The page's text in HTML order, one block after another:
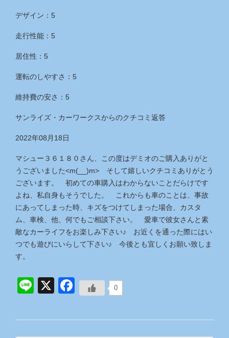
デザイン：5
走行性能：5
居住性：5
運転のしやすさ：5
維持費の安さ：5
サンライズ・カーワークスからのクチコミ返答
2022年08月18日
マシュー３６１８０さん、この度はデミオのご購入ありがと
うございました<m(__)m> そして嬉しいクチコミありがとう
ございます。 初めての車購入はわからないことだらけです
よね、私自身もそうでした。 これからも車のことは、事故
にあってしまった時、キズをつけてしまった場合、カスタ
ム、車検、他、何でもご相談下さい。 愛車で彼女さんと素
敵なカーライフをお楽しみ下さい♪ お近くを通った際にはい
つでも遊びにいらして下さい♪ 今後とも宜しくお願い致しま
す。
0
Line
X Facebook